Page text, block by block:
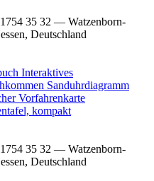
35 32 — Watzenborn-
Deutschland
Interaktives
Sanduhrdiagramm
Vorfahrenkarte
kompakt
35 32 — Watzenborn-
Deutschland